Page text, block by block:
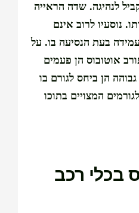
לנהיגה. שדה הראייה
נוסעיו לרוב אינם
בעת הנסיעה בו. על
אוטובוס הן פעמים
הן ביחס לגורם בו
המצויים בתוכו
בכלי רכב